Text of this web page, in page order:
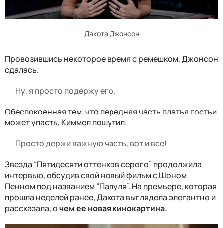
Дакота Джонсон
Провозившись некоторое время с ремешком, Джонсон
сдалась.
Ну, я просто подержу его.
Обеспокоенная тем, что передняя часть платья гостьи
может упасть, Киммел пошутил:
Просто держи важную часть, вот и все!
Звезда “Пятидесяти оттенков серого” продолжила
интервью, обсудив свой новый фильм с Шоном
Пенном под названием “Папуля”. На премьере, которая
прошла неделей ранее, Дакота выглядела элегантно и
рассказала, очем ее новая кинокартина.